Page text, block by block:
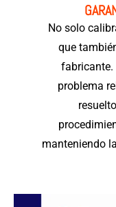
No solo
que
fabricante.
problema
manteniendo